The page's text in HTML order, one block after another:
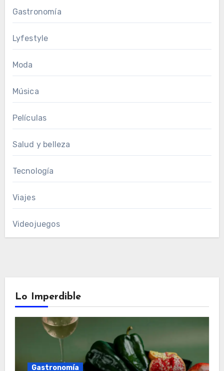
Gastronomía
Lyfestyle
Moda
Música
Películas
Salud y belleza
Tecnología
Viajes
Videojuegos
Lo Imperdible
Gastronomía